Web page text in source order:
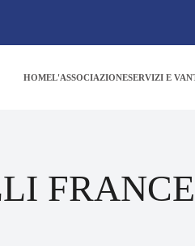
HOMEL'ASSOCIAZIONESERVIZI E